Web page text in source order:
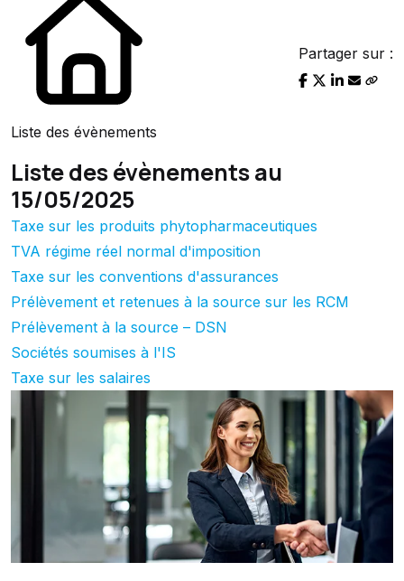
Liste des évènements
Partager sur :
Liste des évènements au
15/05/2025
Taxe sur les produits phytopharmaceutiques
TVA régime réel normal d'imposition
Taxe sur les conventions d'assurances
Prélèvement et retenues à la source sur les RCM
Prélèvement à la source – DSN
Sociétés soumises à l'IS
Taxe sur les salaires